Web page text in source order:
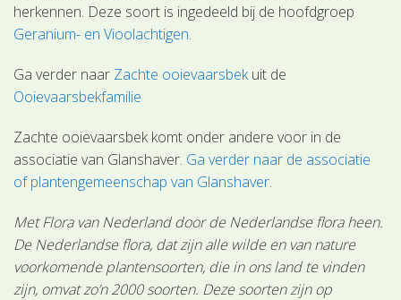
herkennen. Deze soort is ingedeeld bij de hoofdgroep
Geranium- en Vioolachtigen.
Ga verder naar Zachte ooievaarsbekuit de
Ooievaarsbekfamilie
Zachte ooievaarsbek komt onder andere voor in de
associatie van Glanshaver. Ga verder naar de associatie
of plantengemeenschap van Glanshaver.
Met Flora van Nederland door de Nederlandse flora heen.
De Nederlandse flora, dat zijn alle wilde en van nature
voorkomende plantensoorten, die in ons land te vinden
zijn, omvat zo’n 2000 soorten. Deze soorten zijn op